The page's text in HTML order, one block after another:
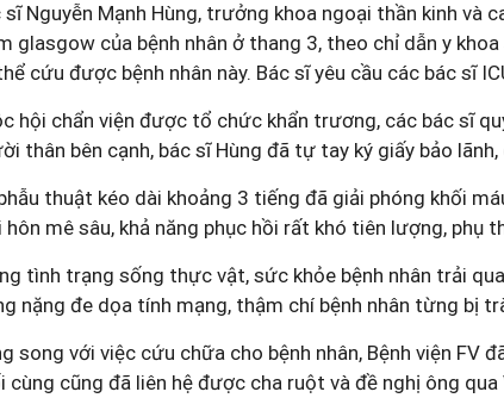
sĩ Nguyễn Mạnh Hùng, trưởng khoa ngoại thần kinh và
glasgow của bệnh nhân ở thang 3, theo chỉ dẫn y
cứu được bệnh nhân này. Bác sĩ yêu cầu các bác sĩ
hội chẩn viện được tổ chức khẩn trương, các bác sĩ
thân bên cạnh, bác sĩ Hùng đã tự tay ký giấy bảo
thuật kéo dài khoảng 3 tiếng đã giải phóng khối
hôn mê sâu, khả năng phục hồi rất khó tiên lượng, phụ
tình trạng sống thực vật, sức khỏe bệnh nhân trải
nặng đe dọa tính mạng, thậm chí bệnh nhân từng bị
song với việc cứu chữa cho bệnh nhân, Bệnh viện FV
cùng cũng đã liên hệ được cha ruột và đề nghị ông qua